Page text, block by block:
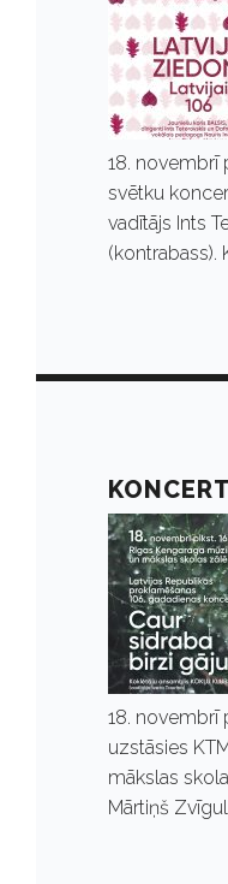
e
18. novembrī
svētku
vadītājs Ints
(kontrabass).
18. novembrī
uzstāsies
mākslas
Mārtiņš